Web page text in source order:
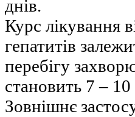
днів.
Курс лікування
гепатитів
перебігу
становить 7 – 10
Зовнішнє